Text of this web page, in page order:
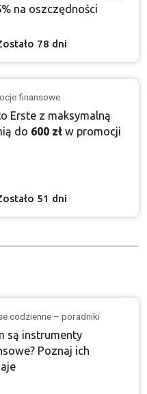
na oszczędności
78 dni
finansowe
Erste z maksymalną
do 600 zł w promocji
51 dni
codzienne – poradniki
są instrumenty
Poznaj ich